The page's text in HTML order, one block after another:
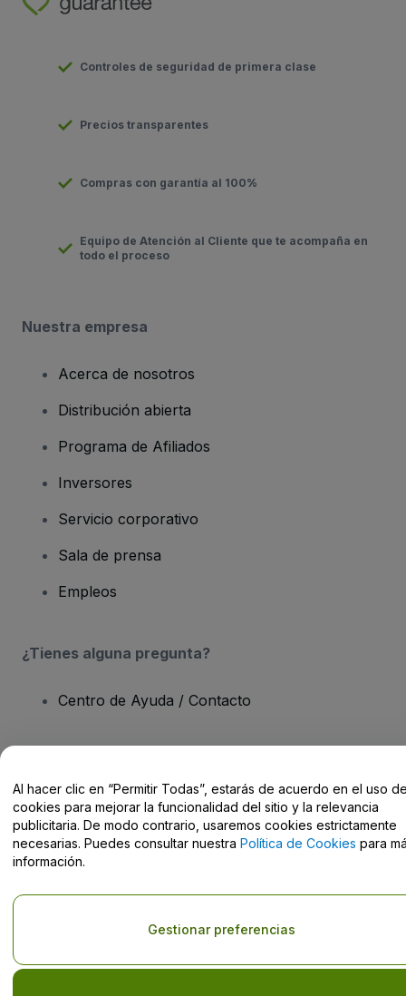
Controles de seguridad de primera clase
Precios transparentes
Compras con garantía al 100%
Equipo de Atención al Cliente que te acompaña en
todo el proceso
Nuestra empresa
Acerca de nosotros
Distribución abierta
Programa de Afiliados
Inversores
Servicio corporativo
Sala de prensa
Empleos
¿Tienes alguna pregunta?
Centro de Ayuda / Contacto
Derechos reservados © viagogo Entertainment Inc 2026 Datos de
la Empresa
El uso de este sitio web constituye la aceptación de losTérminos y
Condiciones, de laPolítica de Privacidad, de laPolítica de Cookies
y de laPolítica de Privacidad para Móviles
privacidad
Al hacer clic en “Permitir Todas”, estarás de acuerdo en el uso
cookies para mejorar la funcionalidad del sitio y la relevancia
publicitaria. De modo contrario, usaremos cookies estrictamente
necesarias. Puedes consultar nuestra Política de Cookies para
información.
Gestionar preferencias